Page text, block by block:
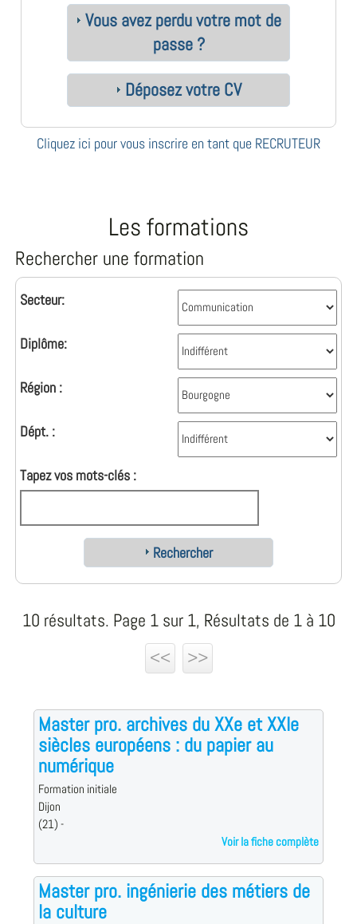
Vous avez perdu votre mot de
passe ?
Déposez votre CV
Cliquez ici pour vous inscrire en tant que RECRUTEUR
Les formations
Rechercher une formation
Secteur:
Diplôme:
Région :
Dépt. :
Tapez vos mots-clés :
Rechercher
10 résultats. Page 1 sur 1, Résultats de 1 à 10
<<
>>
Master pro. archives du XXe et XXIe
siècles européens : du papier au
numérique
Formation initiale
Dijon
(21) -
Voir la fiche complète
Master pro. ingénierie des métiers de
la culture